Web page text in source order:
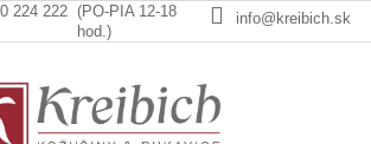
224 222 (PO-PIA 12-18
hod.)
info@kreibich.sk